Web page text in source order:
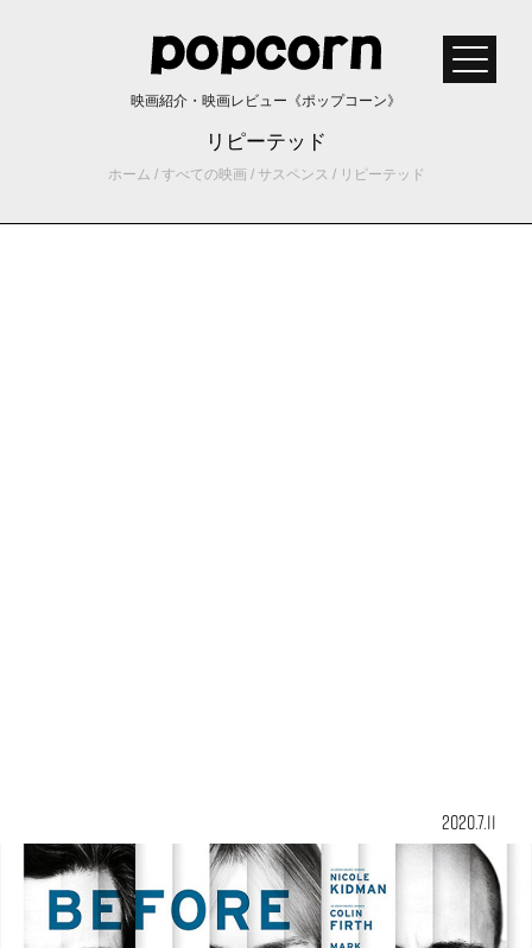
映画紹介・映画レビュー《ポップコーン》
リピーテッド
ホーム / すべての映画 / サスペンス / リピーテッド
2020.7.11